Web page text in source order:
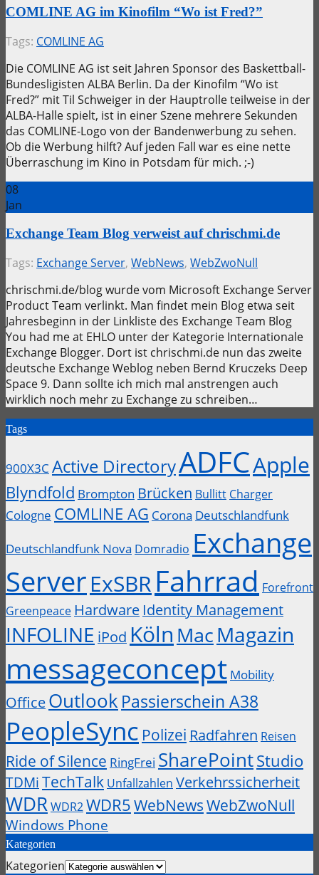
COMLINE AG im Kinofilm “Wo ist Fred?”
Tags: COMLINE AG
Die COMLINE AG ist seit Jahren Sponsor des Baskettball-
Bundesligisten ALBA Berlin. Da der Kinofilm “Wo ist
Fred?” mit Til Schweiger in der Hauptrolle teilweise in der
ALBA-Halle spielt, ist in einer Szene mehrere Sekunden
das COMLINE-Logo von der Bandenwerbung zu sehen.
Ob die Werbung hilft? Auf jeden Fall war es eine nette
Überraschung im Kino in Potsdam für mich. ;-)
08
Jan
Exchange Team Blog verweist auf chrischmi.de
Tags: Exchange Server, WebNews, WebZwoNull
chrischmi.de/blog wurde vom Microsoft Exchange Server
Product Team verlinkt. Man findet mein Blog etwa seit
Jahresbeginn in der Linkliste des Exchange Team Blog
You had me at EHLO unter der Kategorie Internationale
Exchange Blogger. Dort ist chrischmi.de nun das zweite
deutsche Exchange Weblog neben Bernd Kruczeks Deep
Space 9. Dann sollte ich mich mal anstrengen auch
wirklich noch mehr zu Exchange zu schreiben…
Tags
900X3C Active DirectoryADFCApple
Blyndfold Brompton Brücken Bullitt Charger
Cologne COMLINE AG Corona Deutschlandfunk
Deutschlandfunk Nova Domradio Exchange
ServerExSBR Fahrrad Forefront
Greenpeace Hardware Identity Management
INFOLINE iPod Köln MacMagazin
messageconcept Mobility
OfficeOutlook Passierschein A38
PeopleSync Polizei Radfahren Reisen
Ride of Silence RingFrei SharePointStudio
TDMi TechTalk Unfallzahlen Verkehrssicherheit
WDRWDR2WDR5WebNewsWebZwoNull
Windows Phone
Kategorien
Kategorien